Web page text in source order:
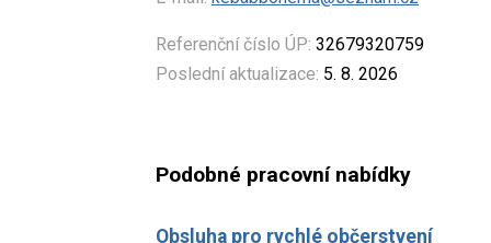
Referenční číslo ÚP: 32679320759
Poslední aktualizace: 5. 8. 2026
Podobné pracovní nabídky
Obsluha pro rychlé občerstvení